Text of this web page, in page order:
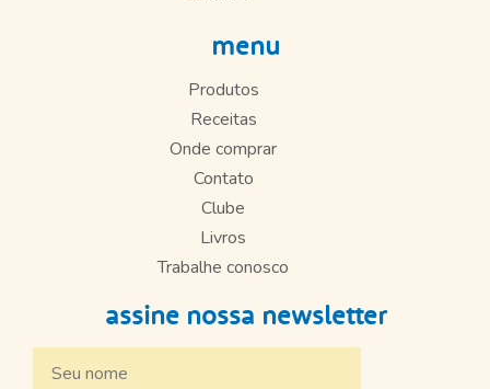
menu
Produtos
Receitas
Onde comprar
Contato
Clube
Livros
Trabalhe conosco
assine nossa newsletter